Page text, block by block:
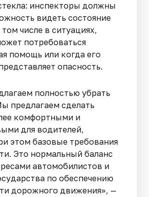
инспекторы должны
видеть состояние
числе в ситуациях,
потребоваться
помощь или когда его
опасность.
полностью убрать
предлагаем сделать
комфортными и
для водителей,
этом базовые требования
Это нормальный баланс
автомобилистов и
по обеспечению
дорожного движения», —